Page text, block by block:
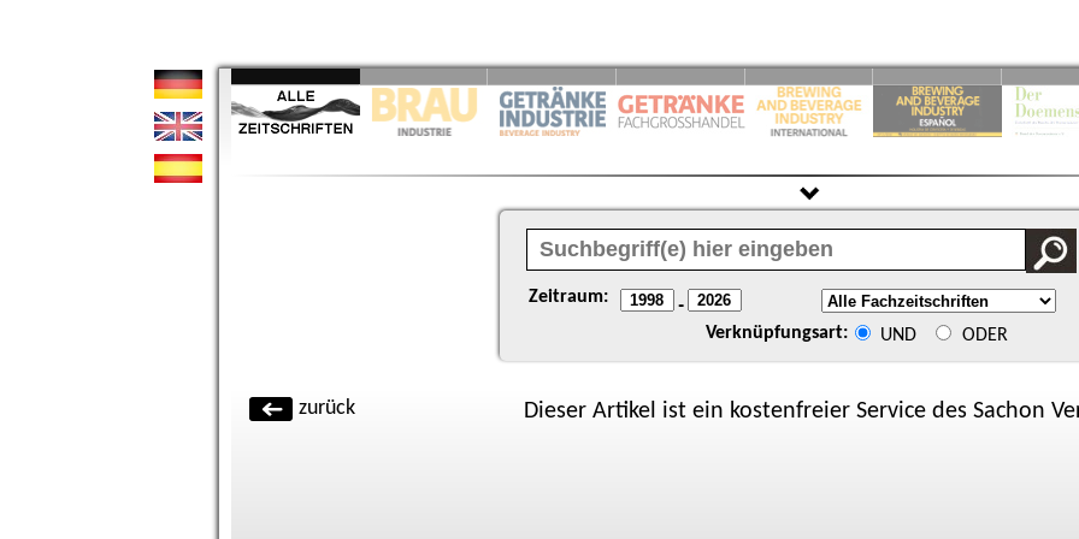
Zeitraum: -
Verknüpfungsart: UND ODER
zurück Dieser Artikel ist ein kostenfreier Service des Sachon